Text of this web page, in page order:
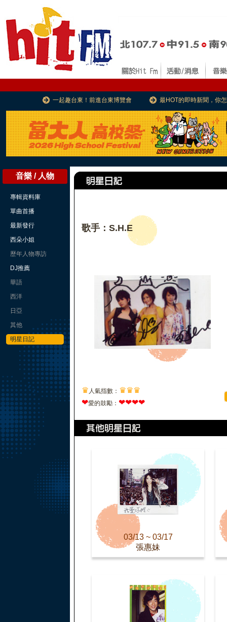
一起趣台東！前進台東博覽會 最HOT的即時新聞，你
音樂 / 人物
專輯資料庫
單曲首播
最新發行
西朵小姐
歷年人物專訪
DJ推薦
華語
西洋
日亞
其他
明星日記
歌手：S.H.E
♛ 人氣指數： ♛♛♛
❤愛的鼓勵： ❤❤❤❤
03/13 ~ 03/17
張惠妹